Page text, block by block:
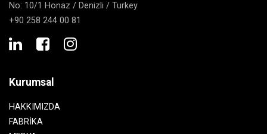
No: 10/1 Honaz / Denizli / Turkey
+90 258 244 00 81
Kurumsal
HAKKIMIZDA
FABRİKA